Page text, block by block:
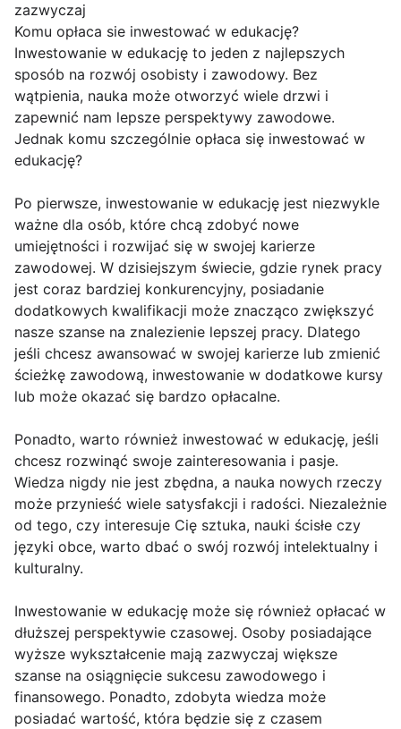
zazwyczaj
Komu opłaca sie inwestować w edukację?
Inwestowanie w edukację to jeden z najlepszych
sposób na rozwój osobisty i zawodowy. Bez
wątpienia, nauka może otworzyć wiele drzwi i
zapewnić nam lepsze perspektywy zawodowe.
Jednak komu szczególnie opłaca się inwestować w
edukację?
Po pierwsze, inwestowanie w edukację jest niezwykle
ważne dla osób, które chcą zdobyć nowe
umiejętności i rozwijać się w swojej karierze
zawodowej. W dzisiejszym świecie, gdzie rynek pracy
jest coraz bardziej konkurencyjny, posiadanie
dodatkowych kwalifikacji może znacząco zwiększyć
nasze szanse na znalezienie lepszej pracy. Dlatego
jeśli chcesz awansować w swojej karierze lub zmienić
ścieżkę zawodową, inwestowanie w dodatkowe kursy
lub może okazać się bardzo opłacalne.
Ponadto, warto również inwestować w edukację, jeśli
chcesz rozwinąć swoje zainteresowania i pasje.
Wiedza nigdy nie jest zbędna, a nauka nowych rzeczy
może przynieść wiele satysfakcji i radości. Niezależnie
od tego, czy interesuje Cię sztuka, nauki ścisłe czy
języki obce, warto dbać o swój rozwój intelektualny i
kulturalny.
Inwestowanie w edukację może się również opłacać w
dłuższej perspektywie czasowej. Osoby posiadające
wyższe wykształcenie mają zazwyczaj większe
szanse na osiągnięcie sukcesu zawodowego i
finansowego. Ponadto, zdobyta wiedza może
posiadać wartość, która będzie się z czasem